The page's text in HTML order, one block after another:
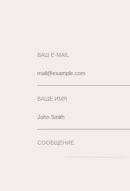
ВАШ E-MAIL
ВАШЕ ИМЯ
СООБЩЕНИЕ